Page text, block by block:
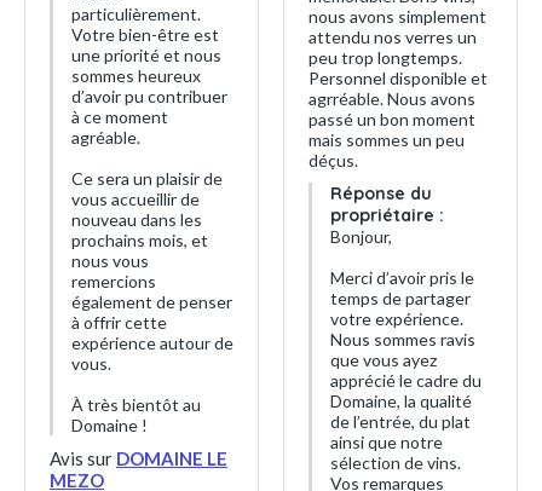
particulièrement.
Votre bien-être est
une priorité et nous
sommes heureux
d’avoir pu contribuer
à ce moment
agréable.
Ce sera un plaisir de
vous accueillir de
nouveau dans les
prochains mois, et
nous vous
remercions
également de penser
à offrir cette
expérience autour de
vous.
À très bientôt au
Domaine !
Avis sur DOMAINE LE
MEZO
nous avons simplement
attendu nos verres un
peu trop longtemps.
Personnel disponible et
agrréable. Nous avons
passé un bon moment
mais sommes un peu
déçus.
Réponse du
propriétaire :
Bonjour,
Merci d’avoir pris le
temps de partager
votre expérience.
Nous sommes ravis
que vous ayez
apprécié le cadre du
Domaine, la qualité
de l’entrée, du plat
ainsi que notre
sélection de vins.
Vos remarques